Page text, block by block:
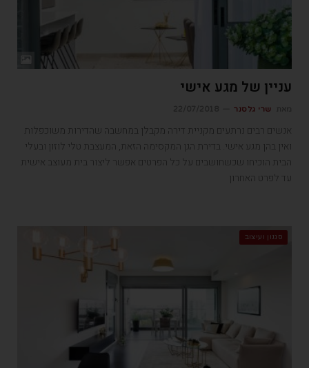
עניין של מגע אישי
שרי גלסנר
אנשים רבים נרתעים מקניית דירה מקבלן במחשבה שהדירות משוכפלות
ואין בהן מגע אישי. בדירת הגן המקסימה הזאת, המעצבת טלי לוזון ובעלי
הבית הוכיחו שכשחושבים על כל הפרטים אפשר ליצור בית מעוצב אישית
עד לפרט האחרון
סגנון ועיצוב